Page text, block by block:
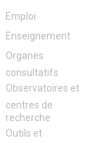
Emploi
Enseignement
Organes
consultatifs
Observatoires et
centres de
recherche
Outils et